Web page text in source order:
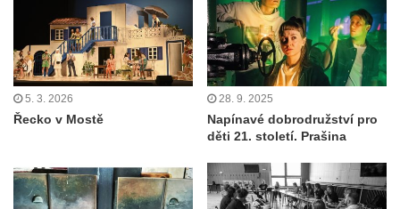
5. 3. 2026
Řecko v Mostě
28. 9. 2025
Napínavé dobrodružství pro
děti 21. století. Prašina